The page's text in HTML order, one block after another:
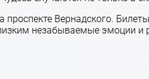
проспекте Вернадского.
незабываемые эмоции и